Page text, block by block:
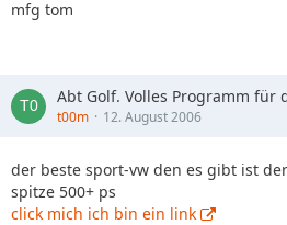
mfg tom
Abt Golf. Volles Programm für
t00m 12. August 2006
der beste sport-vw den es gibt ist
spitze 500+ ps
click mich ich bin ein link